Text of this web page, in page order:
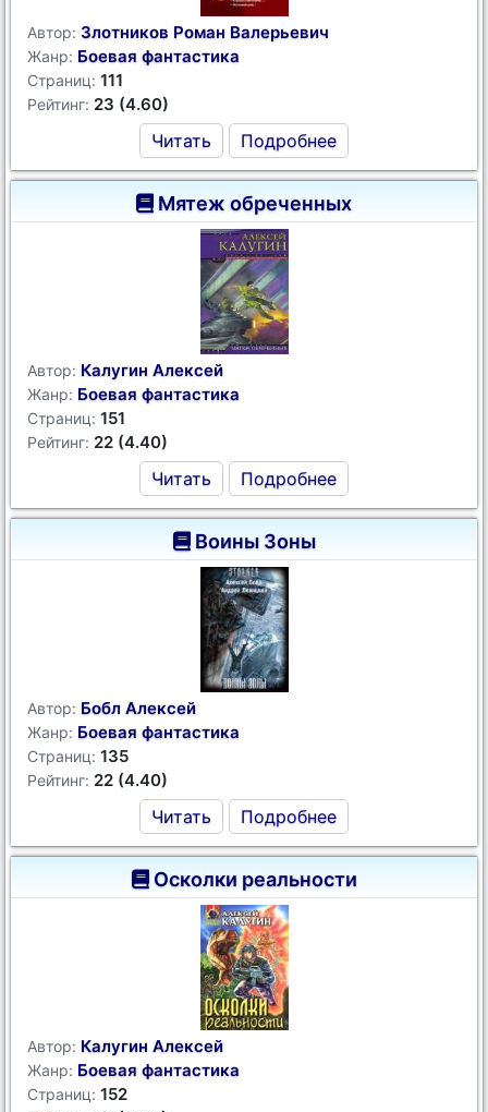
Автор: Злотников Роман Валерьевич
Жанр: Боевая фантастика
Страниц: 111
Рейтинг: 23 (4.60)
Читать Подробнее
Мятеж обреченных
Автор: Калугин Алексей
Жанр: Боевая фантастика
Страниц: 151
Рейтинг: 22 (4.40)
Читать Подробнее
Воины Зоны
Автор: Бобл Алексей
Жанр: Боевая фантастика
Страниц: 135
Рейтинг: 22 (4.40)
Читать Подробнее
Осколки реальности
Автор: Калугин Алексей
Жанр: Боевая фантастика
Страниц: 152